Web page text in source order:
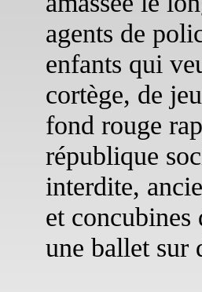
agents de
enfants qui
cortège, de
fond rouge
république
interdite,
et concubines
une ballet sur